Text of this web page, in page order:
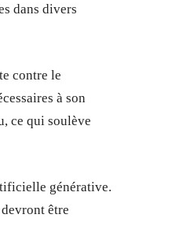
dans divers
contre le
à son
ce qui soulève
générative.
être